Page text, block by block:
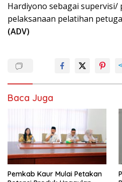
Hardiyono sebagai supervisi/
pelaksanaan pelatihan
(ADV)
Baca Juga
Pemkab Kaur Mulai Petakan